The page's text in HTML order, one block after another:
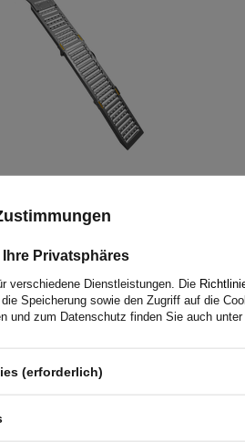
Privatsphäres
verschiedene Dienstleistungen. Die
Speicherung sowie den Zugriff auf die
und zum Datenschutz finden Sie auch unter
(erforderlich)